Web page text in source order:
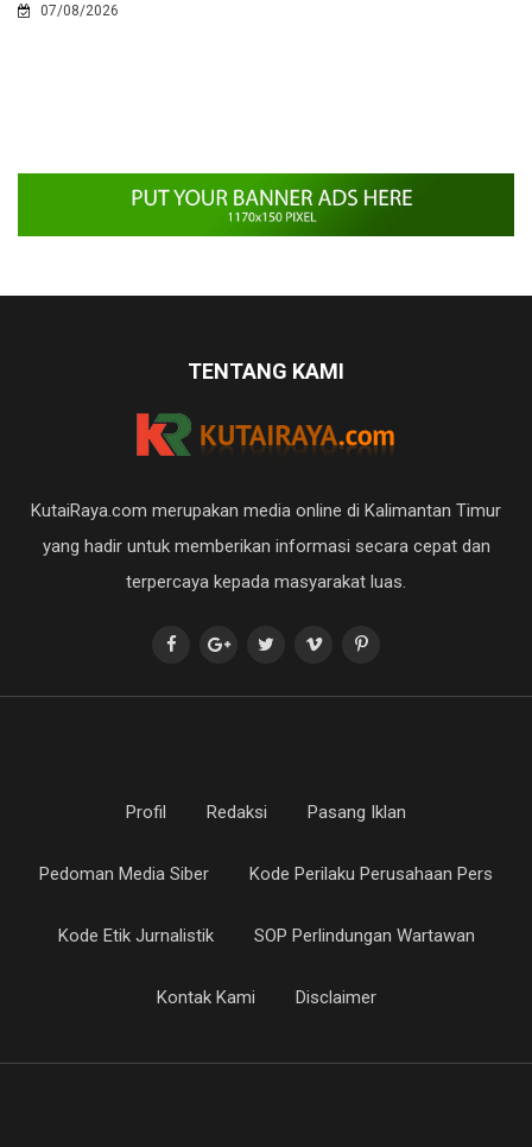
07/08/2026
TENTANG KAMI
KutaiRaya.com merupakan media online di Kalimantan Timur
yang hadir untuk memberikan informasi secara cepat dan
terpercaya kepada masyarakat luas.
Profil Redaksi Pasang Iklan
Pedoman Media Siber Kode Perilaku Perusahaan Pers
Kode Etik Jurnalistik SOP Perlindungan Wartawan
Kontak Kami Disclaimer